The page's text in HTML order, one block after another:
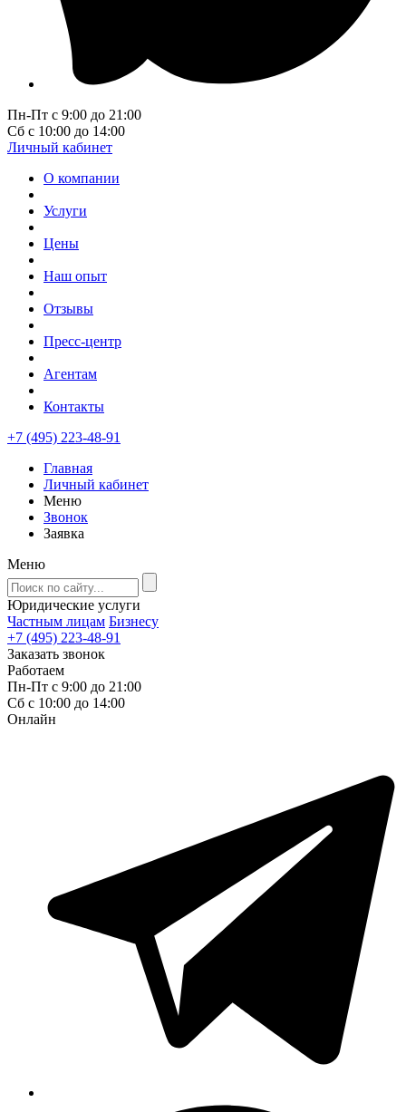
Пн-Пт с 9:00 до 21:00
Сб с 10:00 до 14:00
Личный кабинет
О компании
Услуги
Цены
Наш опыт
Отзывы
Пресс-центр
Агентам
Контакты
+7 (495) 223-48-91
Главная
Личный кабинет
Меню
Звонок
Заявка
Меню
Юридические услуги
Частным лицам Бизнесу
+7 (495) 223-48-91
Заказать звонок
Работаем
Пн-Пт с 9:00 до 21:00
Сб с 10:00 до 14:00
Онлайн